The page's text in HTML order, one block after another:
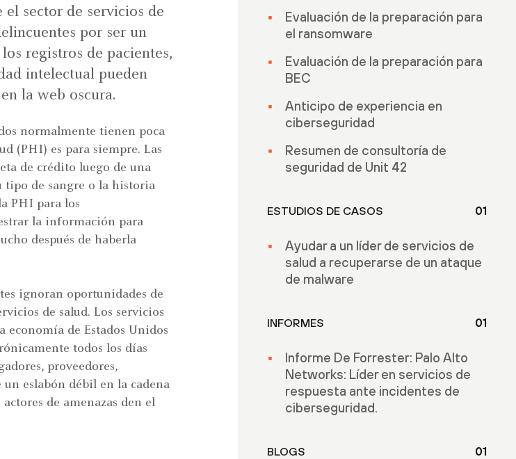
el sector de servicios de
por ser un
registros de pacientes,
intelectual pueden
la web oscura.
normalmente tienen poca
(PHI) es para siempre. Las
de crédito luego de una
tipo de sangre o la historia
PHI para los
la información para
después de haberla
ignoran oportunidades de
de salud. Los servicios
economía de Estados Unidos
todos los días
proveedores,
eslabón débil en la cadena
de amenazas den el
Evaluación de la preparación para
el ransomware
Evaluación de la preparación para
BEC
Anticipo de experiencia en
ciberseguridad
Resumen de consultoría de
seguridad de Unit 42
ESTUDIOS DE CASOS 01
Ayudar a un líder de servicios de
salud a recuperarse de un ataque
de malware
INFORMES 01
Informe De Forrester: Palo Alto
Networks: Líder en servicios de
respuesta ante incidentes de
ciberseguridad.
BLOGS 01